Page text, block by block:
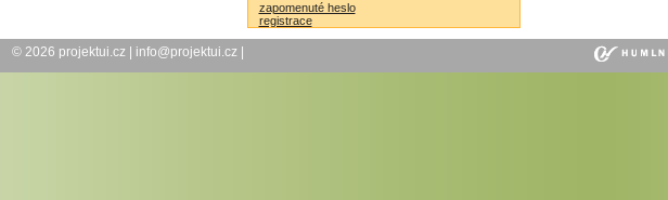
zapomenuté heslo
registrace
© 2026 projektui.cz info@projektui.cz